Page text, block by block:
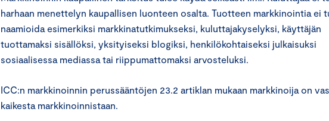
harhaan menettelyn kaupallisen luonteen osalta. Tuotteen markkinointia ei
naamioida esimerkiksi markkinatutkimukseksi, kuluttajakyselyksi, käyttäjän
tuottamaksi sisällöksi, yksityiseksi blogiksi, henkilökohtaiseksi julkaisuksi
sosiaalisessa mediassa tai riippumattomaksi arvosteluksi.
ICC:n markkinoinnin perussääntöjen 23.2 artiklan mukaan markkinoija on
kaikesta markkinoinnistaan.